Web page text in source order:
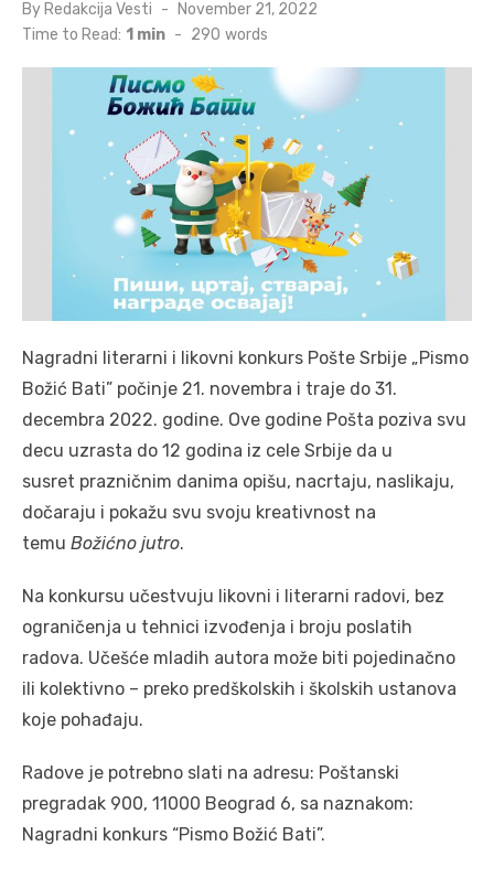
By Redakcija Vesti
Posted
on
November 21, 2022
Time to Read: 1 min - 290 words
Nagradni literarni i likovni konkurs Pošte Srbije „Pismo
Božić Bati” počinje 21. novembra i traje do 31.
decembra 2022. godine. Ove godine Pošta poziva svu
decu uzrasta do 12 godina iz cele Srbije da u
susret prazničnim danima opišu, nacrtaju, naslikaju,
dočaraju i pokažu svu svoju kreativnost na
temu Božićno jutro.
Na konkursu učestvuju likovni i literarni radovi, bez
ograničenja u tehnici izvođenja i broju poslatih
radova. Učešće mladih autora može biti pojedinačno
ili kolektivno – preko predškolskih i školskih ustanova
koje pohađaju.
Radove je potrebno slati na adresu: Poštanski
pregradak 900, 11000 Beograd 6, sa naznakom:
Nagradni konkurs “Pismo Božić Bati”.